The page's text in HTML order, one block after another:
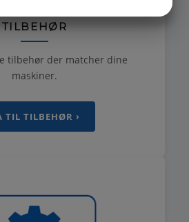
TILBEHØR
tilbehør der matcher dine
maskiner.
TIL TILBEHØR ›